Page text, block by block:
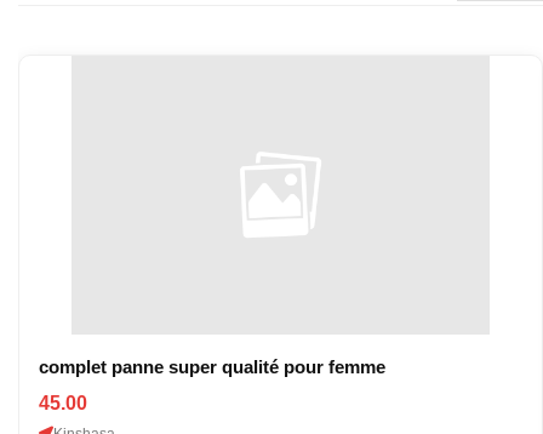
complet panne super qualité pour femme
45.00